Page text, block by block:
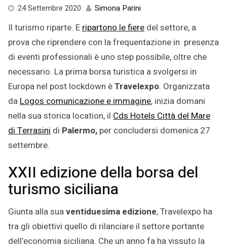
24 Settembre 2020 24
2020
Simona Parini
Il turismo riparte. Eripartono le fiere del settore, a
prova che riprendere con la frequentazione in presenza
di eventi professionali è uno step possibile, oltre che
necessario. La prima borsa turistica a svolgersi in
Europa nel post lockdown èTravelexpo. Organizzata
daLogos comunicazione e immagine, inizia domani
nella sua storica location, il Cds Hotels Città del Mare
di Terrasini di Palermo, per concludersi domenica 27
settembre.
XXII edizione della borsa del
turismo siciliana
Giunta alla suaventiduesima edizione, Travelexpo ha
tra gli obiettivi quello di rilanciare il settore portante
dell’economia siciliana. Che un anno fa ha vissuto la